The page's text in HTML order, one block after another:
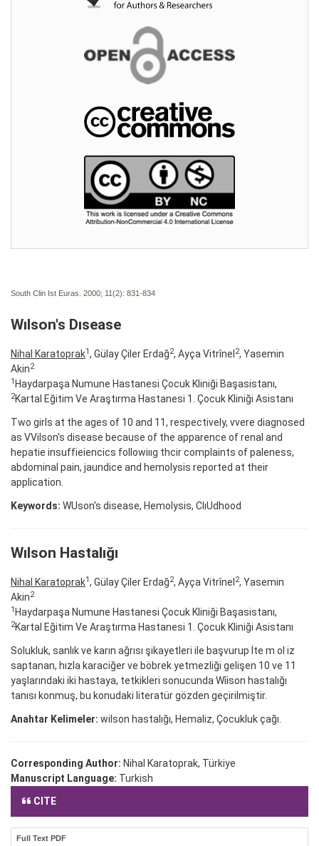
South Clin Ist Euras. 2000; 11(2): 831-834
Wılson's Dısease
Nihal Karatoprak1, Gülay Çiler Erdağ2, Ayça Vitrînel 2, Yasemin
Akin2
1 Haydarpaşa Numune Hastanesi Çocuk Kliniği Başasistanı,
2Kartal Eğitim Ve Araştırma Hastanesi 1. Çocuk Kliniği Asistanı
Two girls at the ages of 10 and 11, respectively, vvere diagnosed
as VVilson's disease because of the apparence of renal and
hepatie insuffieiencics followiııg thcir complaints of paleness,
abdominal pain, jaundice and hemolysis reported at their
application.
Keywords: WUson's disease, Hemolysis, ClıUdhood
Wılson Hastalığı
Nihal Karatoprak1, Gülay Çiler Erdağ2, Ayça Vitrînel 2, Yasemin
Akin2
1 Haydarpaşa Numune Hastanesi Çocuk Kliniği Başasistanı,
2Kartal Eğitim Ve Araştırma Hastanesi 1. Çocuk Kliniği Asistanı
Solukluk, sanlık ve karın ağrısı şikayetleri ile başvurup İte m ol iz
saptanan, hızla karaciğer ve böbrek yetmezliği gelişen 10 ve 11
yaşlarındaki iki hastaya, tetkikleri sonucunda Wîison hastalığı
tanısı konmuş, bu konudaki literatür gözden geçirilmiştir.
Anahtar Kelimeler: wilson hastalığı, Hemaliz, Çocukluk çağı.
Corresponding Author: Nihal Karatoprak, Türkiye
Manuscript Language: Turkish
CITE
Full Text PDF